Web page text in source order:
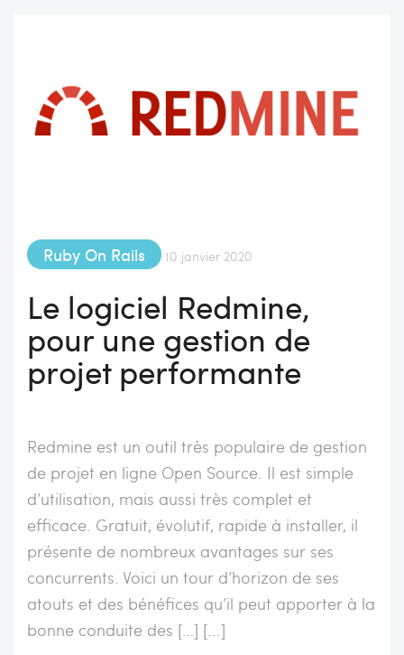
Ruby On Rails 10 janvier 2020
Le logiciel Redmine,
pour une gestion de
projet performante
Redmine est un outil très populaire de gestion
de projet en ligne Open Source. Il est simple
d’utilisation, mais aussi très complet et
efficace. Gratuit, évolutif, rapide à installer, il
présente de nombreux avantages sur ses
concurrents. Voici un tour d’horizon de ses
atouts et des bénéfices qu’il peut apporter à la
bonne conduite des […] [...]